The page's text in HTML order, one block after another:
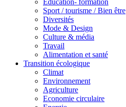
Education- formation
Sport / tourisme / Bien être
Diversités
Mode & Design
Culture & média
Travail
Alimentation et santé
Transition écologique
Climat
Environnement
Agriculture
Economie circulaire